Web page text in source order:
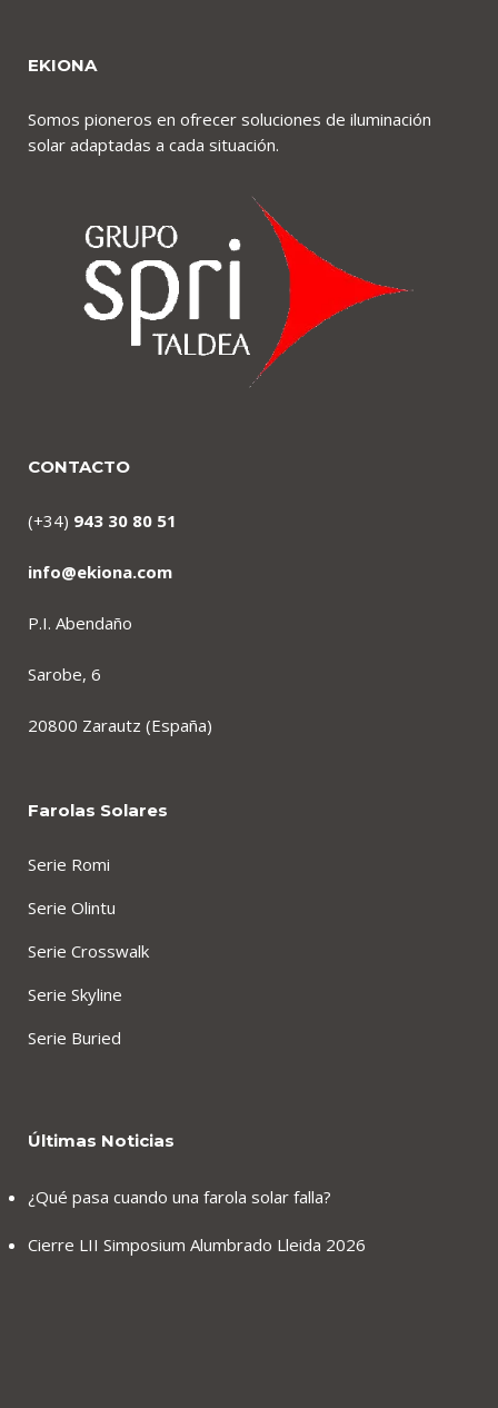
EKIONA
Somos pioneros en ofrecer soluciones de iluminación
solar adaptadas a cada situación.
CONTACTO
(+34) 943 30 80 51
info@ekiona.com
P.I. Abendaño
Sarobe, 6
20800 Zarautz (España)
Farolas Solares
Serie Romi
Serie Olintu
Serie Crosswalk
Serie Skyline
Serie Buried
Últimas Noticias
¿Qué pasa cuando una farola solar falla?
Cierre LII Simposium Alumbrado Lleida 2026